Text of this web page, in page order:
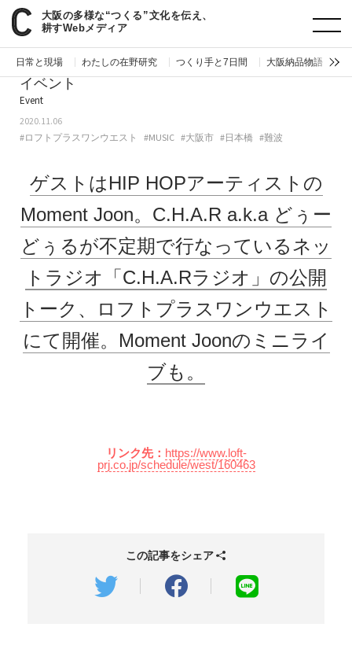
大阪の多様な“つくる”文化を伝え、
耕すWebメディア
日常と現場 わたしの在野研究 つくり手と7日間 大阪納品物語
paperC 今週のイベント
イベント
Event
2020.11.06
#ロフトプラスワンウエスト
#MUSIC #大阪市 #日本橋 #難波
ゲストはHIP HOPアーティストの
Moment Joon。C.H.A.R a.k.a どぅー
どぅるが不定期で行なっているネッ
トラジオ「C.H.A.Rラジオ」の公開
トーク、ロフトプラスワンウエスト
にて開催。Moment Joonのミニライ
ブも。
リンク先： https://www.loft-
prj.co.jp/schedule/west/160463
この記事をシェア